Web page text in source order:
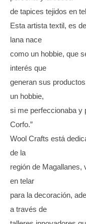
de tapices tejidos en
Esta artista textil, es
lana nace
como un hobbie, que
interés que
generan sus
un hobbie,
si me perfeccionaba y
Corfo.”
Wool Crafts está
de la
región de Magallanes,
en telar
para la decoración,
a través de